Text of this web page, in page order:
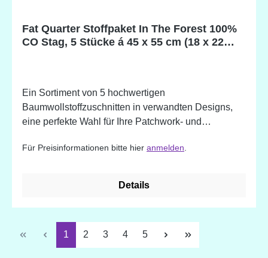
Fat Quarter Stoffpaket In The Forest 100%
CO Stag, 5 Stücke á 45 x 55 cm (18 x 22
Ein Sortiment von 5 hochwertigen
Baumwollstoffzuschnitten in verwandten Designs,
eine perfekte Wahl für Ihre Patchwork- und
England
Für Preisinformationen bitte hier anmelden
Details
Seite
1 Seite
2 Seite
3 Seite
4 Seite
5